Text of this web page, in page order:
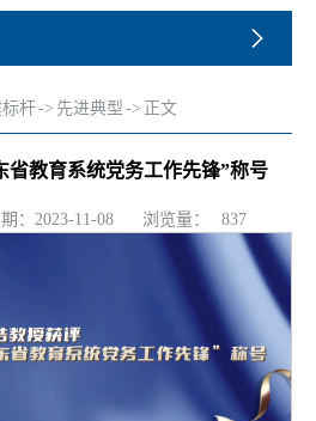
杆-> 先进典型 -> 正文
省教育系统党务工作先锋”称号
：2023-11-08 浏览量： 837